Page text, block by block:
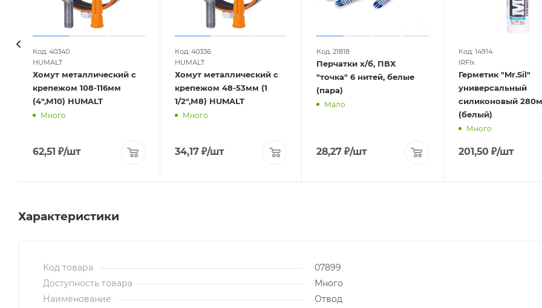
Код: 40340
HUMALT
Хомут металлический с
крепежом 108-116мм
(4",М10) HUMALT
Много
62,51 ₽/шт
Код: 40336
HUMALT
Хомут металлический с
крепежом 48-53мм (1
1/2",М8) HUMALT
Много
34,17₽/шт
Код: 21818
Перчатки х/б, ПВХ
"точка" 6 нитей, белые
(пара)
Мало
28,27 ₽/шт
Код: 14914
IRFIx
Герметик "Mr.Sil"
универсальный
силиконовый
(белый)
Много
201,50 ₽/шт
Характеристики
Код товара
07899
Доступность товара
Много
Наименование
Отвод